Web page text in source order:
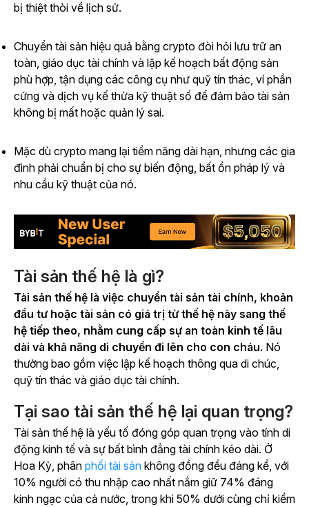
bị thiệt thòi về lịch sử.
Chuyển tài sản hiệu quả bằng crypto đòi hỏi lưu trữ an
toàn, giáo dục tài chính và lập kế hoạch bất động sản
phù hợp, tận dụng các công cụ như quỹ tín thác, ví phần
cứng và dịch vụ kế thừa kỹ thuật số để đảm bảo tài sản
không bị mất hoặc quản lý sai.
Mặc dù crypto mang lại tiềm năng dài hạn, nhưng các gia
đình phải chuẩn bị cho sự biến động, bất ổn pháp lý và
nhu cầu kỹ thuật của nó.
Tài sản thế hệ là gì?
Tài sản thế hệ là việc chuyển tài sản tài chính, khoản
đầu tư hoặc tài sản có giá trị từ thế hệ này sang thế
hệ tiếp theo, nhằm cung cấp sự an toàn kinh tế lâu
dài và khả năng di chuyển đi lên cho con cháu. Nó
thường bao gồm việc lập kế hoạch thông qua di chúc,
quỹ tín thác và giáo dục tài chính.
Tại sao tài sản thế hệ lại quan trọng?
Tài sản thế hệ là yếu tố đóng góp quan trọng vào tính di
động kinh tế và sự bất bình đẳng tài chính kéo dài. Ở
Hoa Kỳ, phân phối tài sản không đồng đều đáng kể, với
10% người có thu nhập cao nhất nắm giữ 74% đáng
kinh ngạc của cả nước, trong khi 50% dưới cùng chỉ kiểm